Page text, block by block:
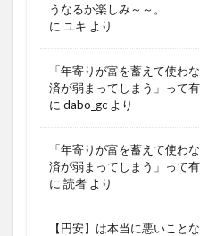
うなるか楽しみ～～。
に ユキ より
「年寄りが富を蓄えて使わ
済が弱まってしまう」って
に dabo_gc より
「年寄りが富を蓄えて使わ
済が弱まってしまう」って
に 読者 より
【円安】は本当に悪いこと